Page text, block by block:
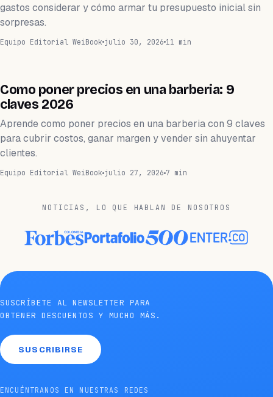
gastos considerar y cómo armar tu presupuesto inicial sin
sorpresas.
Equipo Editorial WeiBook julio 30, 2026 11 min
Como poner precios en una barberia: 9
claves 2026
Aprende como poner precios en una barberia con 9 claves
para cubrir costos, ganar margen y vender sin ahuyentar
clientes.
Equipo Editorial WeiBook julio 27, 2026 7 min
NOTICIAS, LO QUE HABLAN DE NOSOTROS
SUSCRÍBETE AL NEWSLETTER PARA
OBTENER DESCUENTOS Y MUCHO MÁS.
SUSCRIBIRSE
ENCUÉNTRANOS EN NUESTRAS REDES